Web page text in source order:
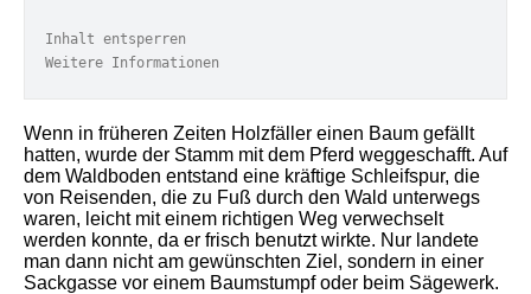
Inhalt entsperren
Weitere Informationen
Wenn in früheren Zeiten Holzfäller einen Baum gefällt
hatten, wurde der Stamm mit dem Pferd weggeschafft. Auf
dem Waldboden entstand eine kräftige Schleifspur, die
von Reisenden, die zu Fuß durch den Wald unterwegs
waren, leicht mit einem richtigen Weg verwechselt
werden konnte, da er frisch benutzt wirkte. Nur landete
man dann nicht am gewünschten Ziel, sondern in einer
Sackgasse vor einem Baumstumpf oder beim Sägewerk.